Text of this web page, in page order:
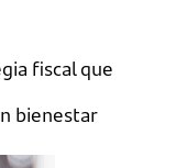
fiscal que
bienestar